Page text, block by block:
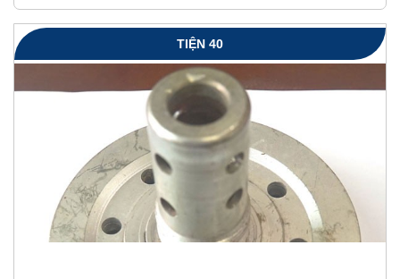
TIỆN 40